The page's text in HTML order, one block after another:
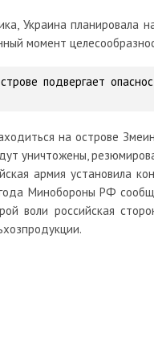
Украина планировала
момент
подвергает
на острове
уничтожены,
армия установила
Минобороны РФ
воли российская